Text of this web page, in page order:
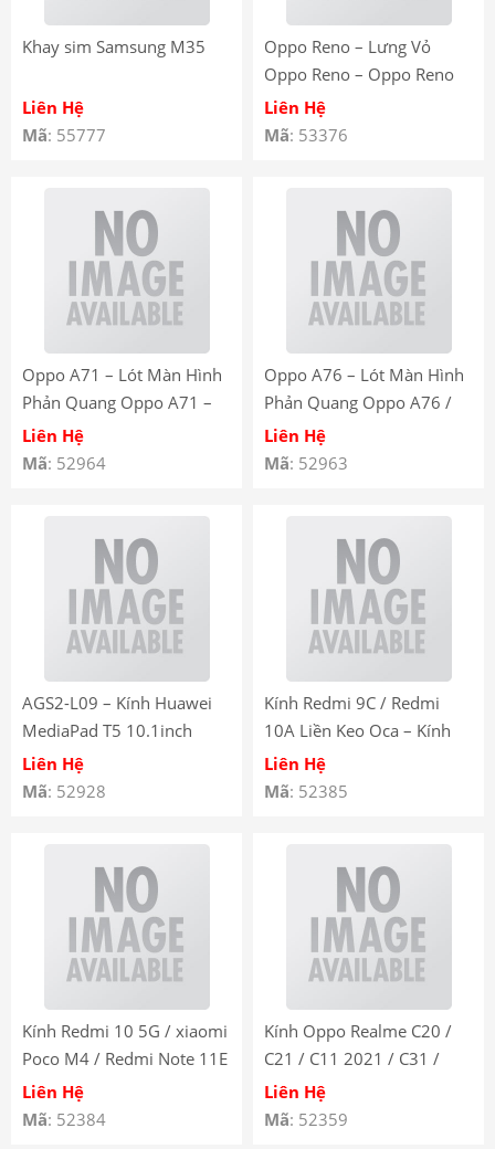
Khay sim Samsung M35
Liên Hệ
Mã: 55777
Oppo Reno – Lưng Vỏ
Oppo Reno – Oppo Reno
Back Glass Battery Cover
Liên Hệ
Mã: 53376
Oppo A71 – Lót Màn Hình
Phản Quang Oppo A71 –
Backlight Oppo A71
Liên Hệ
Mã: 52964
Oppo A76 – Lót Màn Hình
Phản Quang Oppo A76 /
Oppo A36 – Backlight
Oppo A76
Liên Hệ
Mã: 52963
AGS2-L09 – Kính Huawei
MediaPad T5 10.1inch
không keo OCA – Kính Ép
Màn Hình AGS2 – L09
Liên Hệ
Mã: 52928
Kính Redmi 9C / Redmi
10A Liền Keo Oca – Kính
Ép Màn Hình Redmi 9C /
Redmi 10A có keo OCA
Liên Hệ
Mã: 52385
Kính Redmi 10 5G / xiaomi
Poco M4 / Redmi Note 11E
5G Liền Keo Oca – Kính Ép
Màn Hình Redmi 10 5G /
Liên Hệ
Mã: 52384
Kính Oppo Realme C20 /
C21 / C11 2021 / C31 /
Narzo 50i Liền Keo Oca –
Kính Ép Màn Hình Oppo
Liên Hệ
Mã: 52359